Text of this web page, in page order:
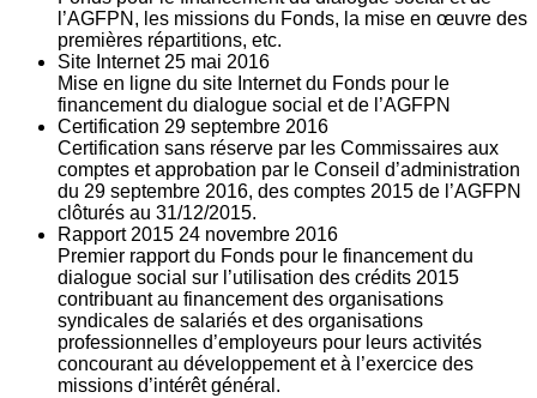
l’AGFPN, les missions du Fonds, la mise en œuvre des
premières répartitions, etc.
Site Internet 25 mai 2016
Mise en ligne du site Internet du Fonds pour le
financement du dialogue social et de l’AGFPN
Certification 29 septembre 2016
Certification sans réserve par les Commissaires aux
comptes et approbation par le Conseil d’administration
du 29 septembre 2016, des comptes 2015 de l’AGFPN
clôturés au 31/12/2015.
Rapport 2015 24 novembre 2016
Premier rapport du Fonds pour le financement du
dialogue social sur l’utilisation des crédits 2015
contribuant au financement des organisations
syndicales de salariés et des organisations
professionnelles d’employeurs pour leurs activités
concourant au développement et à l’exercice des
missions d’intérêt général.